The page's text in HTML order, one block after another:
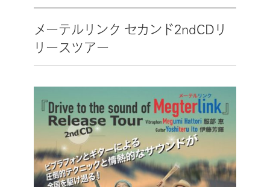
メーテルリンク セカンド2ndCDリ
リースツアー